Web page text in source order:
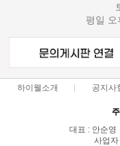
평일 오
하이웰소개 공지사
대표 : 안순영
사업